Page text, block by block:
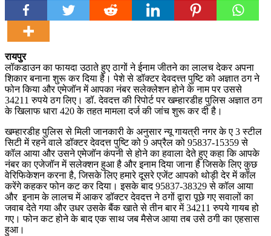
रायपुर
लॉकडाउन का फायदा उठाते हुए ठागों ने ईनाम जीतने का लालच देकर अपना
शिकार बनाना शुरू कर दिया है। पेशे से डॉक्टर देवदत्त्त पुष्टि को अज्ञात ठग ने
फोन किया और एमेजॉन में आपका नंबर सलेक्लेशन होने के नाम पर उससे
34211 रुपये ठग लिए। डॉ. देवदत्त की रिपोर्ट पर खम्हारडीह पुलिस अज्ञात ठग
के खिलाफ धारा 420 के तहत मामला दर्ज की जांच शुरू कर दी है।
खम्हारडीह पुलिस से मिली जानकारी के अनुसार न्यू गायत्री नगर के ए 3 स्टील
सिटी में रहने वाले डॉक्टर देवदत्त पुष्टि को 9 अप्रैल को 95837-15359 से
कॉल आया और उसने एमेजॉन कंपनी से होने का हवाला देते हुए कहा कि आपके
नंबर का एजेजॉन में सलेक्शन हुआ है और इनाम दिया जाना है जिसके लिए कुछ
वेरिफिकेशन करना है, जिसके लिए हमारे दूसरे एजेंट आपको थोड़ी देर में कॉल
करेंगे कहकर फोन कट कर दिया। इसके बाद 95837-38329 से कॉल आया
और इनाम के लालच में आकर डॉक्टर देवदत्त ने ठगों द्वारा पूछे गए सवालों का
जवाब देते गया और उधर उसके बैंक खाते से तीन बार में 34211 रुपये गायब हो
गए। फोन कट होने के बाद एक साथ जब मैसेज आया तब उसे ठगी का एहसास
हुआ।